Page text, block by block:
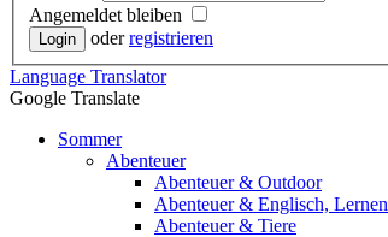
Angemeldet bleiben
oderregistrieren
Language Translator
Google Translate
Sommer
Abenteuer
Abenteuer & Outdoor
Abenteuer & Englisch, Lernen
Abenteuer & Tiere